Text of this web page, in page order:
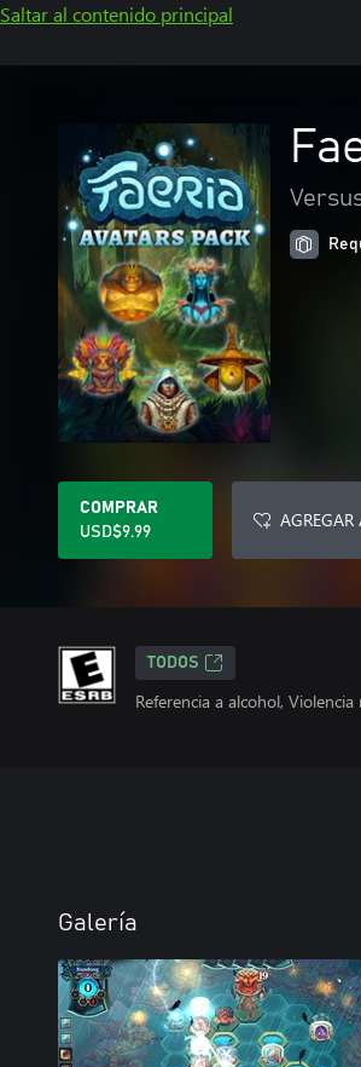
Saltar al contenido principal
COMPRAR
USD$9.99
AGREGAR
TODOS
Referencia a alcohol,
Galería